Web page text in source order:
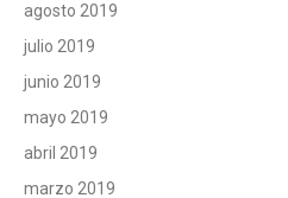
agosto 2019
julio 2019
junio 2019
mayo 2019
abril 2019
marzo 2019